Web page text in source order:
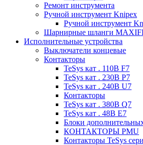
Ремонт инструмента
Ручной инструмент Knipex
Ручной инструмент
Шарнирные шланги
Исполнительные устройства
Выключатели концевые
Контакторы
TeSys кат . 110В F7
TeSys кат . 230В P7
TeSys кат . 240В U7
Контакторы
TeSys кат . 380В Q7
TeSys кат . 48В E7
Блоки
КОНТАКТОРЫ PMU
Контакторы TeSys